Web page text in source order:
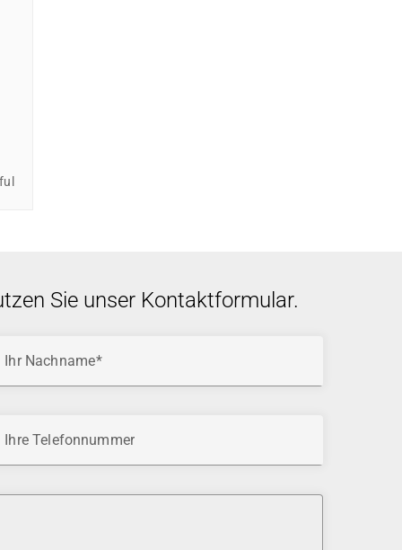
Sie unser Kontaktformular.
Ihr Nachname
Ihre Telefonnummer